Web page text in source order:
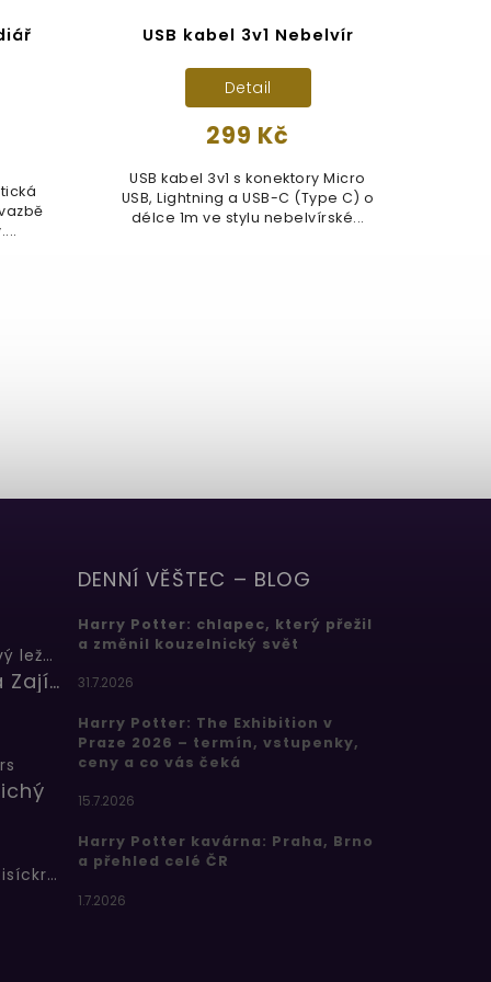
USB kabel 3v1 Nebelvír
299 Kč
Detail
USB kabel 3v1 s konektory Micro
USB, Lightning a USB-C (Type C) o
délce 1m ve stylu nebelvírské...
Butterbeer: Máslový ležák
Barbora Zajícová
Bertíkovy fazolky tisíckrát jinak
DENNÍ VĚŠTEC – BLOG
Harry Potter: chlapec, který přežil
a změnil kouzelnický svět
31.7.2026
Harry Potter: The Exhibition v
Praze 2026 – termín, vstupenky,
ceny a co vás čeká
15.7.2026
Harry Potter kavárna: Praha, Brno
a přehled celé ČR
1.7.2026